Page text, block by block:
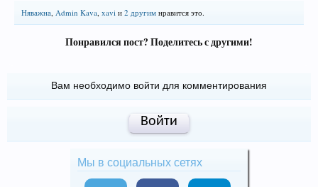
Няважна, Admin Kava, xavi и 2 другим нравится это.
Понравился пост? Поделитесь с другими!
Вам необходимо войти для комментирования
Войти
Мы в социальных сетях